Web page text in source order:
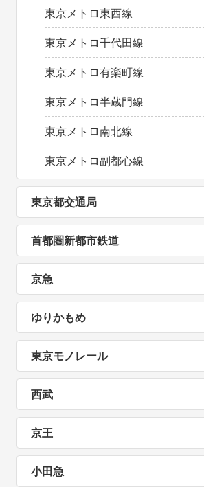
東京メトロ東西線
東京メトロ千代田線
東京メトロ有楽町線
東京メトロ半蔵門線
東京メトロ南北線
東京メトロ副都心線
東京都交通局
首都圏新都市鉄道
京急
ゆりかもめ
東京モノレール
西武
京王
小田急